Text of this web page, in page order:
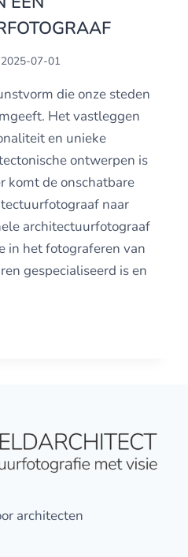
2025-07-01
die onze steden
Het vastleggen
en unieke
ontwerpen is
komt de onschatbare
naar
architectuurfotograaf
in het fotograferen van
gespecialiseerd is en
architecten